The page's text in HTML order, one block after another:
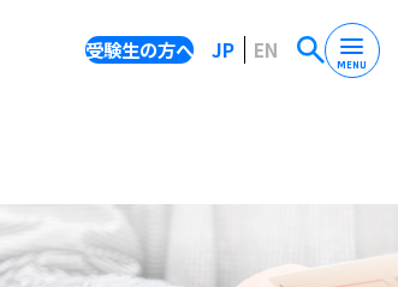
受験生の方へ JP EN
MENU